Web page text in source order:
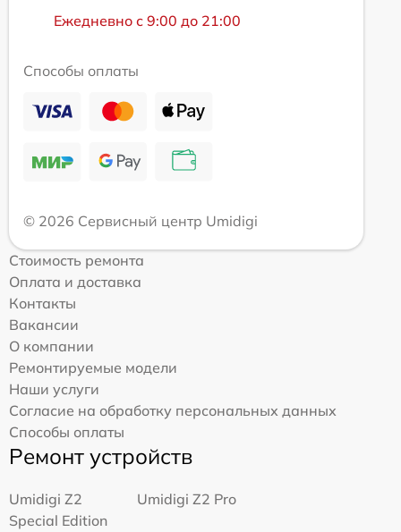
Ежедневно с 9:00 до 21:00
Способы оплаты
© 2026 Сервисный центр Umidigi
Стоимость ремонта
Оплата и доставка
Контакты
Вакансии
О компании
Ремонтируемые модели
Наши услуги
Согласие на обработку персональных данных
Способы оплаты
Ремонт устройств
Umidigi Z2
Special Edition
Umidigi Z2 Pro